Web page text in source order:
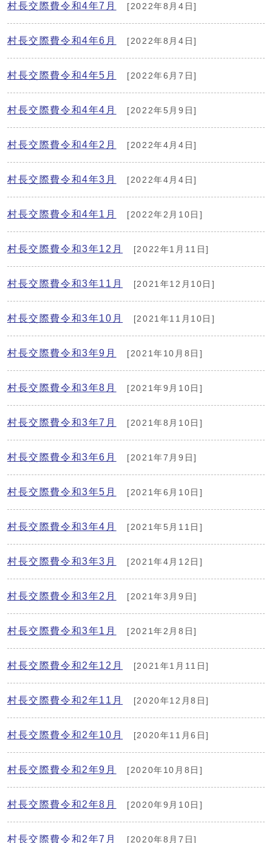
村長交際費令和4年7月 [2022年8月4日]
村長交際費令和4年6月 [2022年8月4日]
村長交際費令和4年5月 [2022年6月7日]
村長交際費令和4年4月 [2022年5月9日]
村長交際費令和4年2月 [2022年4月4日]
村長交際費令和4年3月 [2022年4月4日]
村長交際費令和4年1月 [2022年2月10日]
村長交際費令和3年12月 [2022年1月11日]
村長交際費令和3年11月 [2021年12月10日]
村長交際費令和3年10月 [2021年11月10日]
村長交際費令和3年9月 [2021年10月8日]
村長交際費令和3年8月 [2021年9月10日]
村長交際費令和3年7月 [2021年8月10日]
村長交際費令和3年6月 [2021年7月9日]
村長交際費令和3年5月 [2021年6月10日]
村長交際費令和3年4月 [2021年5月11日]
村長交際費令和3年3月 [2021年4月12日]
村長交際費令和3年2月 [2021年3月9日]
村長交際費令和3年1月 [2021年2月8日]
村長交際費令和2年12月 [2021年1月11日]
村長交際費令和2年11月 [2020年12月8日]
村長交際費令和2年10月 [2020年11月6日]
村長交際費令和2年9月 [2020年10月8日]
村長交際費令和2年8月 [2020年9月10日]
村長交際費令和2年7月 [2020年8月7日]